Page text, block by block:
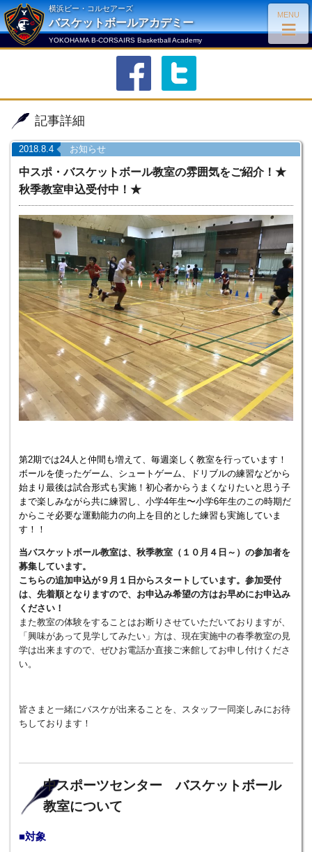
横浜ビー・コルセアーズ
バスケットボールアカデミー
YOKOHAMA B-CORSAIRS Basketball Academy
facebooktwitter
MENU
≡
記事詳細
2018.8.4 お知らせ
中スポ・バスケットボール教室の雰囲気をご紹介！★
秋季教室申込受付中！★
第2期では24人と仲間も増えて、毎週楽しく教室を行っています！
ボールを使ったゲーム、シュートゲーム、ドリブルの練習などから
始まり最後は試合形式も実施！初心者からうまくなりたいと思う子
まで楽しみながら共に練習し、小学4年生〜小学6年生のこの時期だ
からこそ必要な運動能力の向上を目的とした練習も実施していま
す！！
当バスケットボール教室は、秋季教室（１０月４日～）の参加者を
募集しています。
こちらの追加申込が９月１日からスタートしています。参加受付
は、先着順となりますので、お申込み希望の方はお早めにお申込み
ください！
また教室の体験をすることはお断りさせていただいておりますが、
「興味があって見学してみたい」方は、現在実施中の春季教室の見
学は出来ますので、ぜひお電話か直接ご来館してお申し付けくださ
い。
皆さまと一緒にバスケが出来ることを、スタッフ一同楽しみにお待
ちしております！
中スポーツセンター バスケットボール
教室について
■対象